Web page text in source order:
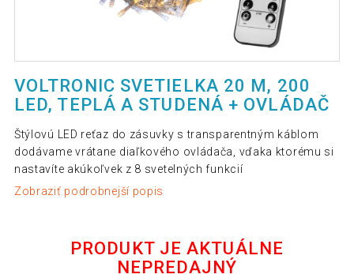
VOLTRONIC SVETIELKA 20 M, 200
LED, TEPLÁ A STUDENÁ + OVLÁDAČ
Štýlovú LED reťaz do zásuvky s transparentným káblom
dodávame vrátane diaľkového ovládača, vďaka ktorému si
nastavíte akúkoľvek z 8 svetelných funkcií
Zobraziť podrobnejší popis
PRODUKT JE AKTUÁLNE
NEPREDAJNÝ